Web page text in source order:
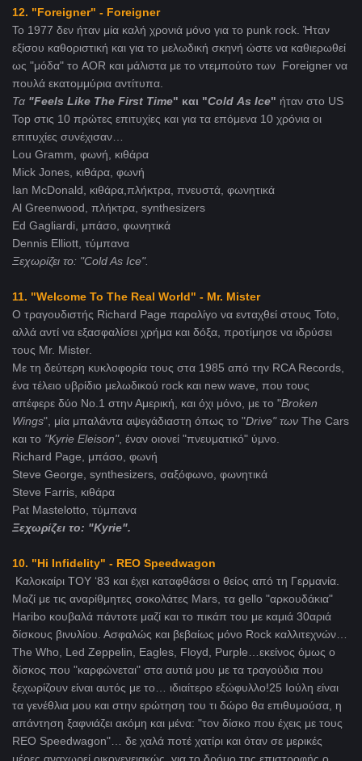
12. "Foreigner" - Foreigner
Το 1977 δεν ήταν μία καλή χρονιά μόνο για το punk rock. Ήταν
εξίσου καθοριστική και για το μελωδική σκηνή ώστε να καθιερωθεί
ως "μόδα" το AOR και μάλιστα με το ντεμπούτο των Foreigner να
πουλά εκατομμύρια αντίτυπα.
Τα "Feels Like The First Time" και "Cold As Ice" ήταν στο US
Top στις 10 πρώτες επιτυχίες και για τα επόμενα 10 χρόνια οι
επιτυχίες συνέχισαν…
Lou Gramm, φωνή, κιθάρα
Mick Jones, κιθάρα, φωνή
Ian McDonald, κιθάρα,πλήκτρα, πνευστά, φωνητικά
Al Greenwood, πλήκτρα, synthesizers
Ed Gagliardi, μπάσο, φωνητικά
Dennis Elliott, τύμπανα
Ξεχωρίζει το: "Cold As Ice".
11. "Welcome To The Real World" - Mr. Mister
Ο τραγουδιστής Richard Page παραλίγο να ενταχθεί στους Toto,
αλλά αντί να εξασφαλίσει χρήμα και δόξα, προτίμησε να ιδρύσει
τους Mr. Mister.
Με τη δεύτερη κυκλοφορία τους στα 1985 από την RCA Records,
ένα τέλειο υβρίδιο μελωδικού rock και new wave, που τους
απέφερε δύο No.1 στην Αμερική, και όχι μόνο, με το "Broken
Wings", μία μπαλάντα αψεγάδιαστη όπως το "Drive" των The Cars
και το "Kyrie Eleison", έναν οιονεί "πνευματικό" ύμνο.
Richard Page, μπάσο, φωνή
Steve George, synthesizers, σαξόφωνο, φωνητικά
Steve Farris, κιθάρα
Pat Mastelotto, τύμπανα
Ξεχωρίζει το: "Kyrie".
10. "Hi Infidelity" - REO Speedwagon
Καλοκαίρι ΤΟΥ ‘83 και έχει καταφθάσει ο θείος από τη Γερμανία.
Μαζί με τις αναρίθμητες σοκολάτες Mars, τα gello "αρκουδάκια"
Haribo κουβαλά πάντοτε μαζί και το πικάπ του με καμιά 30αριά
δίσκους βινυλίου. Ασφαλώς και βεβαίως μόνο Rock καλλιτεχνών…
The Who, Led Zeppelin, Eagles, Floyd, Purple…εκείνος όμως ο
δίσκος που "καρφώνεται" στα αυτιά μου με τα τραγούδια που
ξεχωρίζουν είναι αυτός με το… ιδιαίτερο εξώφυλλο!25 Ιούλη είναι
τα γενέθλια μου και στην ερώτηση του τι δώρο θα επιθυμούσα, η
απάντηση ξαφνιάζει ακόμη και μένα: "τον δίσκο που έχεις με τους
REO Speedwagon"… δε χαλά ποτέ χατίρι και όταν σε μερικές